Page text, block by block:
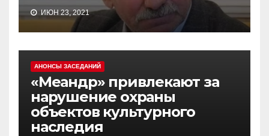
ИЮН 23, 2021
АНОНСЫ ЗАСЕДАНИЙ
«Меандр» привлекают за
нарушение охраны
объектов культурного
наследия